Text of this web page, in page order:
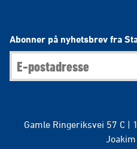
Abonner på nyhetsbrev fra
Gamle Ringeriksvei 57 C |